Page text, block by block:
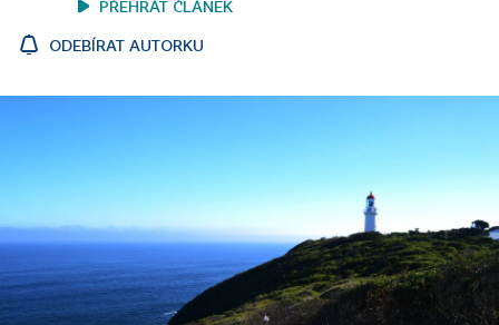
PŘEHRÁT ČLÁNEK
ODEBÍRAT AUTORKU